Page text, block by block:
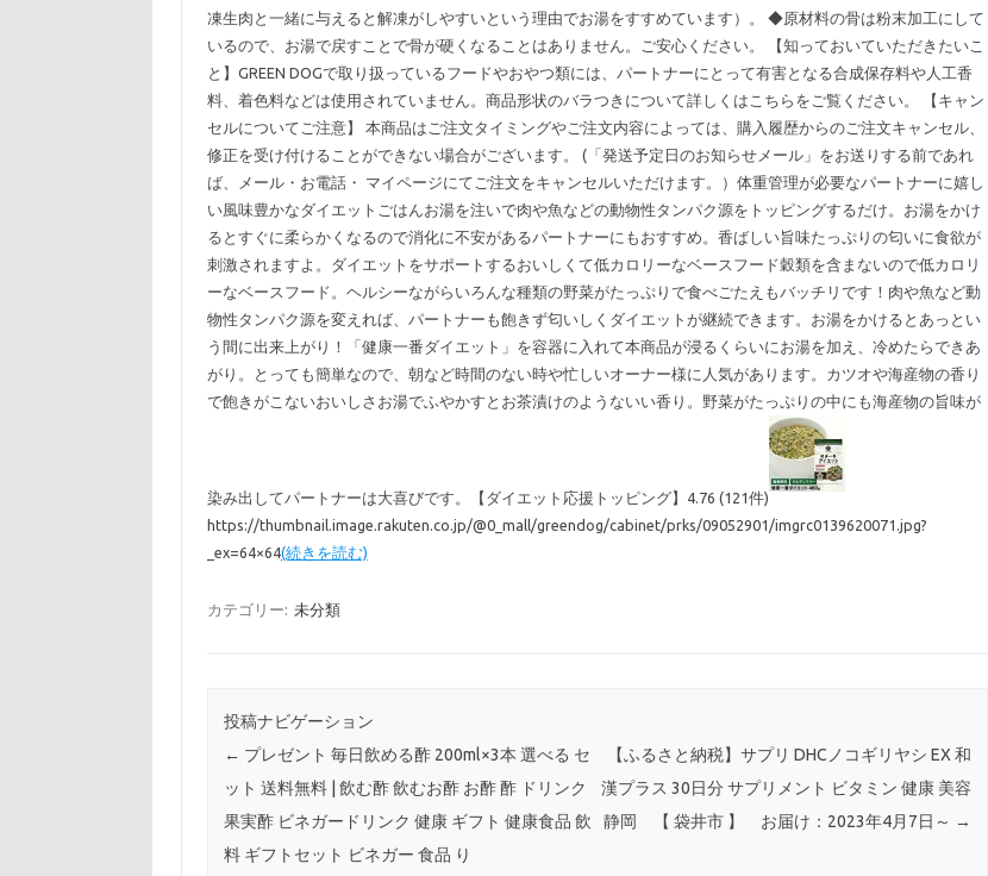
凍生肉と一緒に与えると解凍がしやすいという理由でお湯をすすめています）。 ◆原材料の骨は粉末加工にして
いるので、お湯で戻すことで骨が硬くなることはありません。ご安心ください。 【知っておいていただきたいこ
と】GREEN DOGで取り扱っているフードやおやつ類には、パートナーにとって有害となる合成保存料や人工香
料、着色料などは使用されていません。商品形状のバラつきについて詳しくはこちらをご覧ください。 【キャン
セルについてご注意】 本商品はご注文タイミングやご注文内容によっては、購入履歴からのご注文キャンセル、
修正を受け付けることができない場合がございます。 (「発送予定日のお知らせメール」をお送りする前であれ
ば、メール・お電話・ マイページにてご注文をキャンセルいただけます。）体重管理が必要なパートナーに嬉し
い風味豊かなダイエットごはんお湯を注いで肉や魚などの動物性タンパク源をトッピングするだけ。お湯をかけ
るとすぐに柔らかくなるので消化に不安があるパートナーにもおすすめ。香ばしい旨味たっぷりの匂いに食欲が
刺激されますよ。ダイエットをサポートするおいしくて低カロリーなベースフード穀類を含まないので低カロリ
ーなベースフード。ヘルシーながらいろんな種類の野菜がたっぷりで食べごたえもバッチリです！肉や魚など動
物性タンパク源を変えれば、パートナーも飽きず匂いしくダイエットが継続できます。お湯をかけるとあっとい
う間に出来上がり！「健康一番ダイエット」を容器に入れて本商品が浸るくらいにお湯を加え、冷めたらできあ
がり。とっても簡単なので、朝など時間のない時や忙しいオーナー様に人気があります。カツオや海産物の香り
で飽きがこないおいしさお湯でふやかすとお茶漬けのようないい香り。野菜がたっぷりの中にも海産物の旨味が
染み出してパートナーは大喜びです。【ダイエット応援トッピング】4.76 (121件)
https://thumbnail.image.rakuten.co.jp/@0_mall/greendog/cabinet/prks/09052901/imgrc0139620071.jpg?
_ex=64×64(続きを読む)
カテゴリー: 未分類
投稿ナビゲーション
← プレゼント 毎日飲める酢 200ml×3本 選べる セ
ット 送料無料 | 飲む酢 飲むお酢 お酢 酢 ドリンク
果実酢 ビネガードリンク 健康 ギフト 健康食品 飲
料 ギフトセット ビネガー 食品 り
【ふるさと納税】サプリ DHCノコギリヤシ EX 和
漢プラス 30日分 サプリメント ビタミン 健康 美容
静岡 【 袋井市 】 お届け：2023年4月7日～ →